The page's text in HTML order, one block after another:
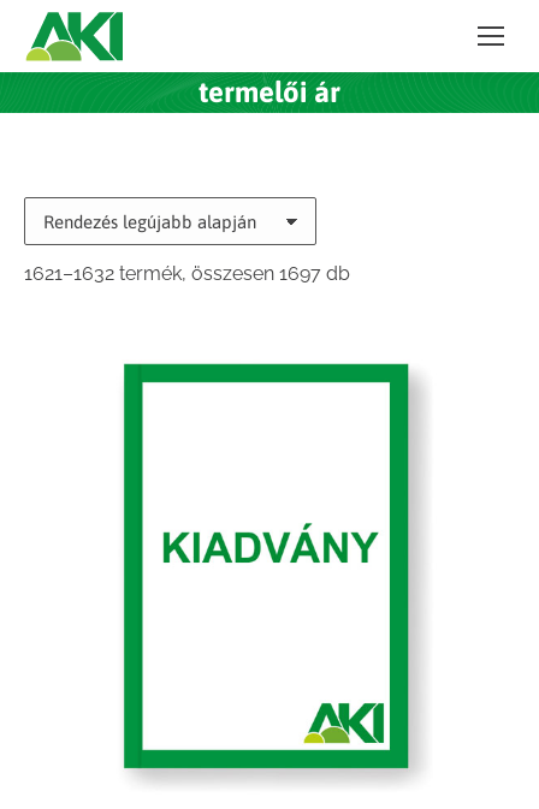
termelői ár
1621–1632 termék, összesen 1697 dbSorted